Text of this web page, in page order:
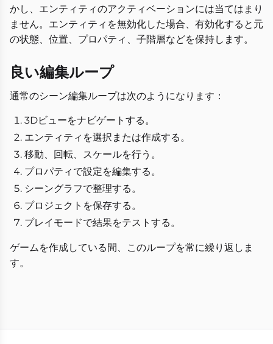
かし、エンティティのアクティベーションには当てはまり
ません。エンティティを無効化した場合、有効化すると元
の状態、位置、プロパティ、子階層などを保持します。
良い編集ループ
通常のシーン編集ループは次のようになります：
3Dビューをナビゲートする。
エンティティを選択または作成する。
移動、回転、スケールを行う。
プロパティで設定を編集する。
シーングラフで整理する。
プロジェクトを保存する。
プレイモードで結果をテストする。
ゲームを作成している間、このループを常に繰り返しま
す。